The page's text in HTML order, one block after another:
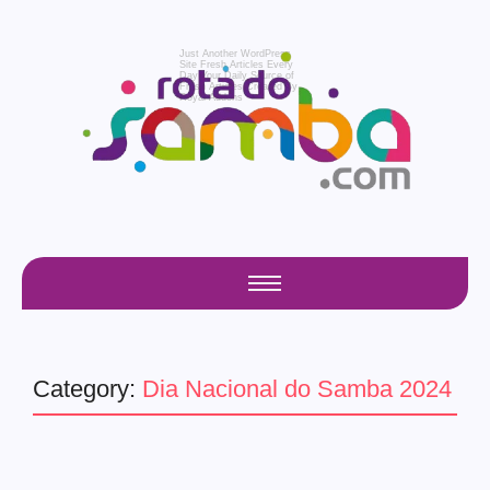
Just Another WordPress
Site Fresh Articles Every
Day
Your Daily Source of
Fresh Articles Created By
Royal Addons
Category: Dia Nacional do Samba 2024